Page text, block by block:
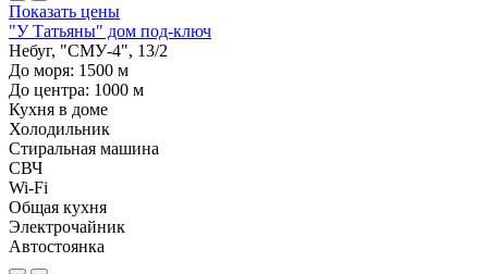
Показать цены
"У Татьяны" дом под-ключ
Небуг, "СМУ-4", 13/2
До моря: 1500 м
До центра: 1000 м
Кухня в доме
Холодильник
Стиральная машина
СВЧ
Wi-Fi
Общая кухня
Электрочайник
Автостоянка